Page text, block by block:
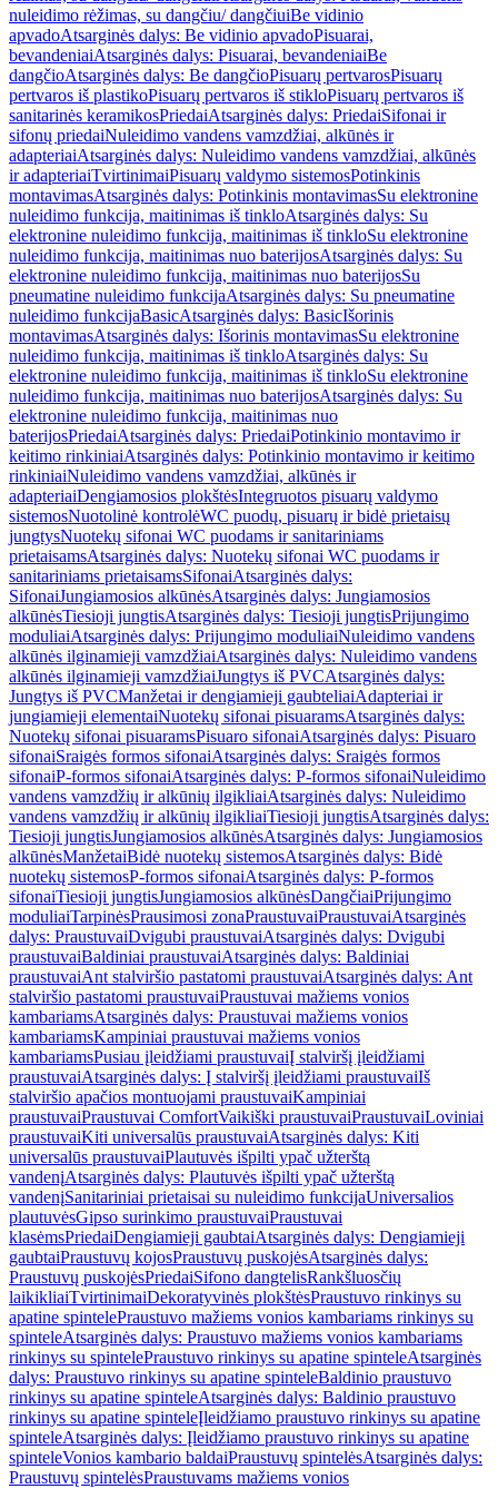
nuleidimo rėžimas, su dangčiu/ dangčiuiBe vidinio
apvadoAtsarginės dalys: Be vidinio apvadoPisuarai,
bevandeniaiAtsarginės dalys: Pisuarai, bevandeniaiBe
dangčioAtsarginės dalys: Be dangčioPisuarų pertvarosPisuarų
pertvaros iš plastikoPisuarų pertvaros iš stikloPisuarų pertvaros iš
sanitarinės keramikosPriedaiAtsarginės dalys: PriedaiSifonai ir
sifonų priedaiNuleidimo vandens vamzdžiai, alkūnės ir
adapteriaiAtsarginės dalys: Nuleidimo vandens vamzdžiai, alkūnės
ir adapteriaiTvirtinimaiPisuarų valdymo sistemosPotinkinis
montavimasAtsarginės dalys: Potinkinis montavimasSu elektronine
nuleidimo funkcija, maitinimas iš tinkloAtsarginės dalys: Su
elektronine nuleidimo funkcija, maitinimas iš tinkloSu elektronine
nuleidimo funkcija, maitinimas nuo baterijosAtsarginės dalys: Su
elektronine nuleidimo funkcija, maitinimas nuo baterijosSu
pneumatine nuleidimo funkcijaAtsarginės dalys: Su pneumatine
nuleidimo funkcijaBasicAtsarginės dalys: BasicIšorinis
montavimasAtsarginės dalys: Išorinis montavimasSu elektronine
nuleidimo funkcija, maitinimas iš tinkloAtsarginės dalys: Su
elektronine nuleidimo funkcija, maitinimas iš tinkloSu elektronine
nuleidimo funkcija, maitinimas nuo baterijosAtsarginės dalys: Su
elektronine nuleidimo funkcija, maitinimas nuo
baterijosPriedaiAtsarginės dalys: PriedaiPotinkinio montavimo ir
keitimo rinkiniaiAtsarginės dalys: Potinkinio montavimo ir keitimo
rinkiniaiNuleidimo vandens vamzdžiai, alkūnės ir
adapteriaiDengiamosios plokštėsIntegruotos pisuarų valdymo
sistemosNuotolinė kontrolėWC puodų, pisuarų ir bidė prietaisų
jungtysNuotekų sifonai WC puodams ir sanitariniams
prietaisamsAtsarginės dalys: Nuotekų sifonai WC puodams ir
sanitariniams prietaisamsSifonaiAtsarginės dalys:
SifonaiJungiamosios alkūnėsAtsarginės dalys: Jungiamosios
alkūnėsTiesioji jungtisAtsarginės dalys: Tiesioji jungtisPrijungimo
moduliaiAtsarginės dalys: Prijungimo moduliaiNuleidimo vandens
alkūnės ilginamieji vamzdžiaiAtsarginės dalys: Nuleidimo vandens
alkūnės ilginamieji vamzdžiaiJungtys iš PVCAtsarginės dalys:
Jungtys iš PVCManžetai ir dengiamieji gaubteliaiAdapteriai ir
jungiamieji elementaiNuotekų sifonai pisuaramsAtsarginės dalys:
Nuotekų sifonai pisuaramsPisuaro sifonaiAtsarginės dalys: Pisuaro
sifonaiSraigės formos sifonaiAtsarginės dalys: Sraigės formos
sifonaiP-formos sifonaiAtsarginės dalys: P-formos sifonaiNuleidimo
vandens vamzdžių ir alkūnių ilgikliaiAtsarginės dalys: Nuleidimo
vandens vamzdžių ir alkūnių ilgikliaiTiesioji jungtisAtsarginės dalys:
Tiesioji jungtisJungiamosios alkūnėsAtsarginės dalys: Jungiamosios
alkūnėsManžetaiBidė nuotekų sistemosAtsarginės dalys: Bidė
nuotekų sistemosP-formos sifonaiAtsarginės dalys: P-formos
sifonaiTiesioji jungtisJungiamosios alkūnėsDangčiaiPrijungimo
moduliaiTarpinėsPrausimosi zonaPraustuvaiPraustuvaiAtsarginės
dalys: PraustuvaiDvigubi praustuvaiAtsarginės dalys: Dvigubi
praustuvaiBaldiniai praustuvaiAtsarginės dalys: Baldiniai
praustuvaiAnt stalviršio pastatomi praustuvaiAtsarginės dalys: Ant
stalviršio pastatomi praustuvaiPraustuvai mažiems vonios
kambariamsAtsarginės dalys: Praustuvai mažiems vonios
kambariamsKampiniai praustuvai mažiems vonios
kambariamsPusiau įleidžiami praustuvaiĮ stalviršį įleidžiami
praustuvaiAtsarginės dalys: Į stalviršį įleidžiami praustuvaiIš
stalviršio apačios montuojami praustuvaiKampiniai
praustuvaiPraustuvai ComfortVaikiški praustuvaiPraustuvaiLoviniai
praustuvaiKiti universalūs praustuvaiAtsarginės dalys: Kiti
universalūs praustuvaiPlautuvės išpilti ypač užterštą
vandenįAtsarginės dalys: Plautuvės išpilti ypač užterštą
vandenįSanitariniai prietaisai su nuleidimo funkcijaUniversalios
plautuvėsGipso surinkimo praustuvaiPraustuvai
klasėmsPriedaiDengiamieji gaubtaiAtsarginės dalys: Dengiamieji
gaubtaiPraustuvų kojosPraustuvų puskojėsAtsarginės dalys:
Praustuvų puskojėsPriedaiSifono dangtelisRankšluosčių
laikikliaiTvirtinimaiDekoratyvinės plokštėsPraustuvo rinkinys su
apatine spintelePraustuvo mažiems vonios kambariams rinkinys su
spinteleAtsarginės dalys: Praustuvo mažiems vonios kambariams
rinkinys su spintelePraustuvo rinkinys su apatine spinteleAtsarginės
dalys: Praustuvo rinkinys su apatine spinteleBaldinio praustuvo
rinkinys su apatine spinteleAtsarginės dalys: Baldinio praustuvo
rinkinys su apatine spinteleĮleidžiamo praustuvo rinkinys su apatine
spinteleAtsarginės dalys: Įleidžiamo praustuvo rinkinys su apatine
spinteleVonios kambario baldaiPraustuvų spintelėsAtsarginės dalys:
Praustuvų spintelėsPraustuvams mažiems vonios